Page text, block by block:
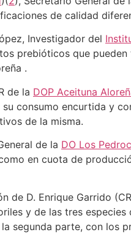
de calidad
Investigador del
prebióticos que pueden
.
de la DOP Aceituna
consumo encurtida y
de la misma.
de la DO Los
en cuota de
de D. Enrique Garrido
y de las tres especies
segunda parte, con los